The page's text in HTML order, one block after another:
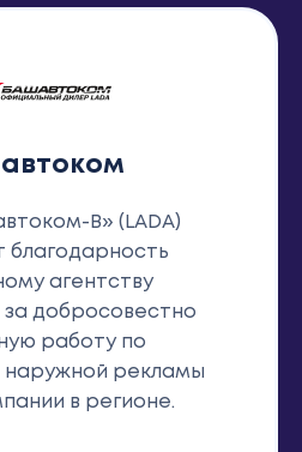
В» (LADA)
благодарность
агентству
добросовестно
работу по
рекламы
в регионе.